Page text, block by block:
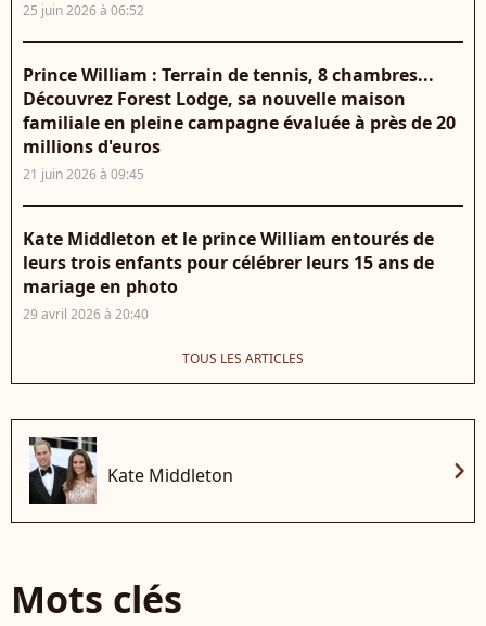
25 juin 2026 à 06:52
Prince William : Terrain de tennis, 8 chambres...
Découvrez Forest Lodge, sa nouvelle maison
familiale en pleine campagne évaluée à près de 20
millions d'euros
21 juin 2026 à 09:45
Kate Middleton et le prince William entourés de
leurs trois enfants pour célébrer leurs 15 ans de
mariage en photo
29 avril 2026 à 20:40
TOUS LES ARTICLES
Kate Middleton chevron_right
Mots clés